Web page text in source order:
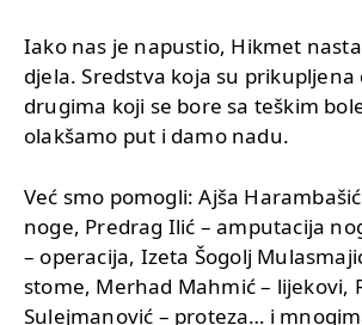
Iako nas je napustio, Hikmet
djela. Sredstva koja su
drugima koji se bore sa teškim
olakšamo put i damo nadu.
Već smo pomogli: Ajša
noge, Predrag Ilić – amputacija
– operacija, Izeta Šogolj
stome, Merhad Mahmić – lijekovi,
Sulejmanović – proteza… i